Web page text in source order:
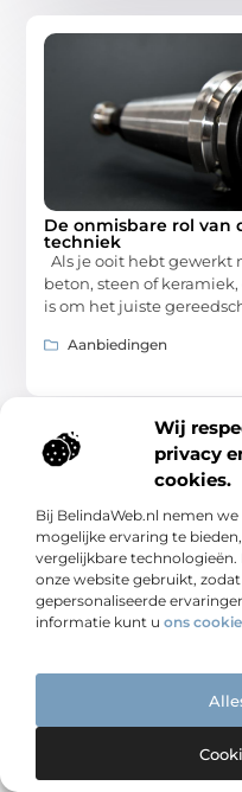
Wij
privacy
cookies.
Bij BelindaWeb.nl nemen
mogelijke ervaring te
vergelijkbare technologieën.
onze website gebruikt,
gepersonaliseerde
informatie kunt u ons
De onmisbare rol
techniek
Als je ooit hebt gewerkt
beton, steen of
is om het juiste
Aanbiedingen
alles wat het
Bericht categorie